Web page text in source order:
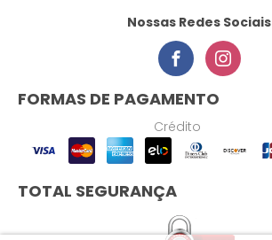
Nossas Redes Sociais
FORMAS DE PAGAMENTO
Crédito
TOTAL SEGURANÇA